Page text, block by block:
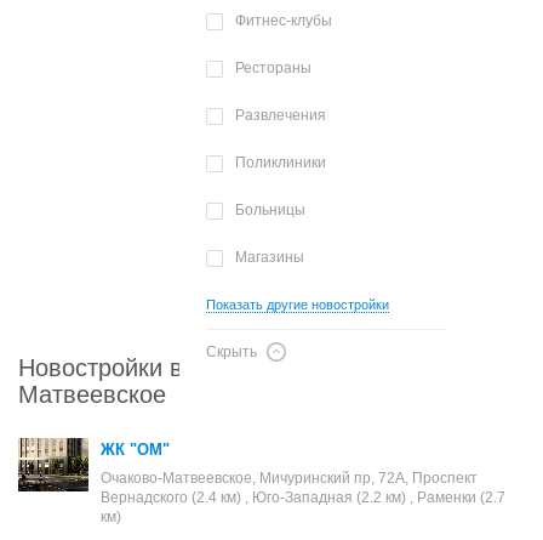
Фитнес-клубы
Рестораны
Развлечения
Поликлиники
Больницы
Магазины
Показать другие новостройки
Скрыть
Новостройки в районе Очаково-
Матвеевское
ЖК "ОМ"
Очаково-Матвеевское, Мичуринский пр, 72А, Проспект
Вернадского (2.4 км) , Юго-Западная (2.2 км) , Раменки (2.7
км)